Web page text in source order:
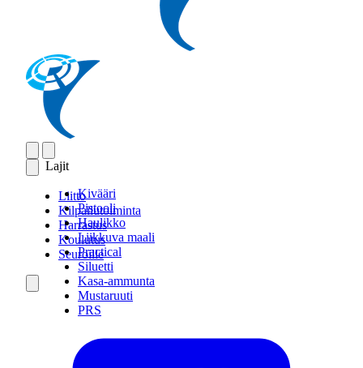
Lajit
Kivääri
Pistooli
Haulikko
Liikkuva maali
Practical
Siluetti
Kasa-ammunta
Mustaruuti
PRS
Liitto
Kilpailutoiminta
Harrastus
Koulutus
Seuroille